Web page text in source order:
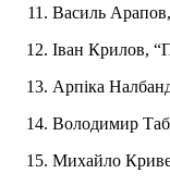
Василь
Іван Крилов,
Арпіка
Володимир
Михайло